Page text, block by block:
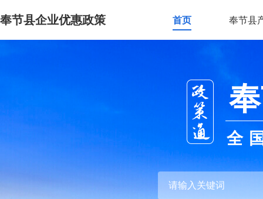
奉节县企业优惠政策 首页 奉节县
全